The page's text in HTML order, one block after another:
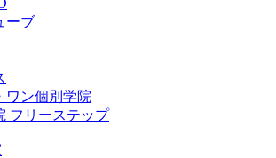
ーブ
ワン個別学院
フリーステップ